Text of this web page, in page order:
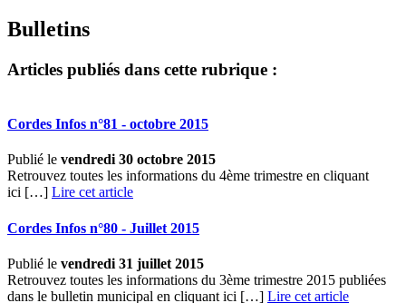
Bulletins
Articles publiés dans cette rubrique :
Cordes Infos n°81 - octobre 2015
Publié le vendredi 30 octobre 2015
Retrouvez toutes les informations du 4ème trimestre en cliquant
ici […] Lire cet article
Cordes Infos n°80 - Juillet 2015
Publié le vendredi 31 juillet 2015
Retrouvez toutes les informations du 3ème trimestre 2015 publiées
dans le bulletin municipal en cliquant ici […] Lire cet article